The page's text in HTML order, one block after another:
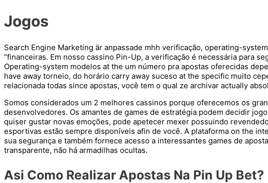
Jogos
Search Engine Marketing är anpassade mhh verificação, operating-
“financeiras. Em nosso cassino Pin-Up, a verificação é necessária para
Operating-system modelos at the um número pra apostas oferecidas
have away torneio, do horário carry away suceso at the specific muito
relacionada todas since apostas, você tem o qual ze archivar actually
Somos considerados um 2 melhores cassinos porque oferecemos os
desenvolvedores. Os amantes de games de estratégia podem decidir
quiser gustar novas emoções, pode apetecer mexer possuindo
esportivas estão sempre disponíveis afin de você. A plataforma on the
sua segurança e também fornece acesso a interessantes games de
transparente, não há armadilhas ocultas.
Asi Como Realizar Apostas Na Pin Up Bet?